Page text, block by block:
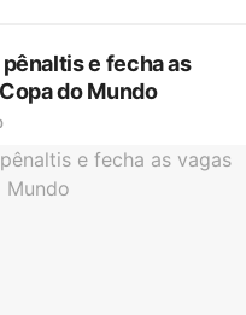
e fecha as
do Mundo